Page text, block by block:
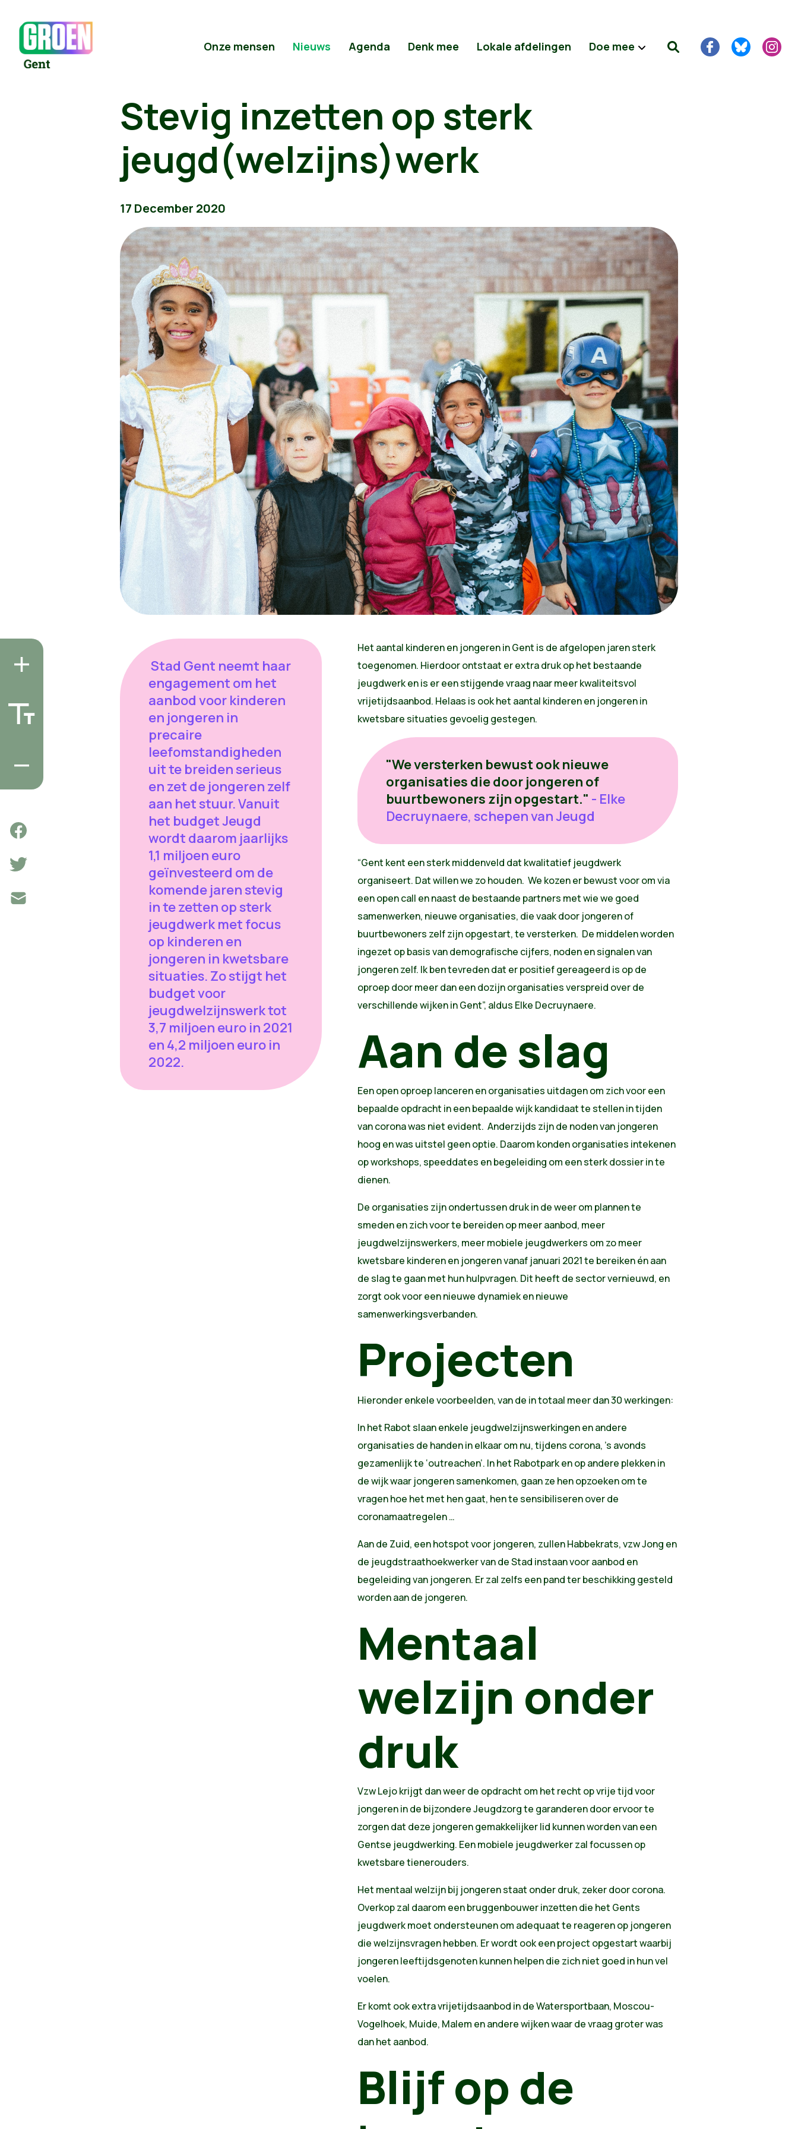
Onze mensen Nieuws Agenda Denk mee Lokale afdelingen Doe mee
Stevig inzetten op sterk
jeugd(welzijns)werk
17 December 2020
Stad Gent neemt haar
engagement om het
aanbod voor kinderen
en jongeren in
precaire
leefomstandigheden
uit te breiden serieus
en zet de jongeren zelf
aan het stuur. Vanuit
het budget Jeugd
wordt daarom jaarlijks
1,1 miljoen euro
geïnvesteerd om de
komende jaren stevig
in te zetten op sterk
jeugdwerk met focus
op kinderen en
jongeren in kwetsbare
situaties. Zo stijgt het
budget voor
jeugdwelzijnswerk tot
3,7 miljoen euro in 2021
en 4,2 miljoen euro in
2022.
Het aantal kinderen en jongeren in Gent is de afgelopen jaren sterk
toegenomen. Hierdoor ontstaat er extra druk op het bestaande
jeugdwerk en is er een stijgende vraag naar meer kwaliteitsvol
vrijetijdsaanbod. Helaas is ook het aantal kinderen en jongeren in
kwetsbare situaties gevoelig gestegen.
"We versterken bewust ook nieuwe
organisaties die door jongeren of
buurtbewoners zijn opgestart." - Elke
Decruynaere, schepen van Jeugd
“Gent kent een sterk middenveld dat kwalitatief jeugdwerk
organiseert. Dat willen we zo houden. We kozen er bewust voor om via
een open call en naast de bestaande partners met wie we goed
samenwerken, nieuwe organisaties, die vaak door jongeren of
buurtbewoners zelf zijn opgestart, te versterken. De middelen worden
ingezet op basis van demografische cijfers, noden en signalen van
jongeren zelf. Ik ben tevreden dat er positief gereageerd is op de
oproep door meer dan een dozijn organisaties verspreid over de
verschillende wijken in Gent”, aldus Elke Decruynaere.
Aan de slag
Een open oproep lanceren en organisaties uitdagen om zich voor een
bepaalde opdracht in een bepaalde wijk kandidaat te stellen in tijden
van corona was niet evident. Anderzijds zijn de noden van jongeren
hoog en was uitstel geen optie. Daarom konden organisaties intekenen
op workshops, speeddates en begeleiding om een sterk dossier in te
dienen.
De organisaties zijn ondertussen druk in de weer om plannen te
smeden en zich voor te bereiden op meer aanbod, meer
jeugdwelzijnswerkers, meer mobiele jeugdwerkers om zo meer
kwetsbare kinderen en jongeren vanaf januari 2021 te bereiken én aan
de slag te gaan met hun hulpvragen. Dit heeft de sector vernieuwd, en
zorgt ook voor een nieuwe dynamiek en nieuwe
samenwerkingsverbanden.
Projecten
Hieronder enkele voorbeelden, van de in totaal meer dan 30 werkingen:
In het Rabot slaan enkele jeugdwelzijnswerkingen en andere
organisaties de handen in elkaar om nu, tijdens corona, ’s avonds
gezamenlijk te ‘outreachen’. In het Rabotpark en op andere plekken in
de wijk waar jongeren samenkomen, gaan ze hen opzoeken om te
vragen hoe het met hen gaat, hen te sensibiliseren over de
coronamaatregelen …
Aan de Zuid, een hotspot voor jongeren, zullen Habbekrats, vzw Jong en
de jeugdstraathoekwerker van de Stad instaan voor aanbod en
begeleiding van jongeren. Er zal zelfs een pand ter beschikking gesteld
worden aan de jongeren.
Mentaal
welzijn onder
druk
Vzw Lejo krijgt dan weer de opdracht om het recht op vrije tijd voor
jongeren in de bijzondere Jeugdzorg te garanderen door ervoor te
zorgen dat deze jongeren gemakkelijker lid kunnen worden van een
Gentse jeugdwerking. Een mobiele jeugdwerker zal focussen op
kwetsbare tienerouders.
Het mentaal welzijn bij jongeren staat onder druk, zeker door corona.
Overkop zal daarom een bruggenbouwer inzetten die het Gents
jeugdwerk moet ondersteunen om adequaat te reageren op jongeren
die welzijnsvragen hebben. Er wordt ook een project opgestart waarbij
jongeren leeftijdsgenoten kunnen helpen die zich niet goed in hun vel
voelen.
Er komt ook extra vrijetijdsaanbod in de Watersportbaan, Moscou-
Vogelhoek, Muide, Malem en andere wijken waar de vraag groter was
dan het aanbod.
Blijf op de